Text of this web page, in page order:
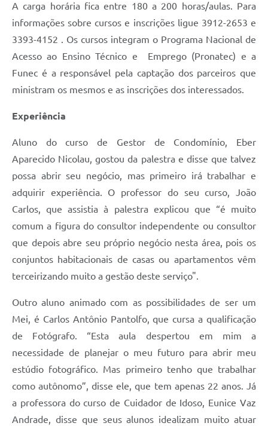
A carga horária fica entre 180 a 200 horas/aulas. Para
informações sobre cursos e inscrições ligue 3912-2653 e
3393-4152 . Os cursos integram o Programa Nacional de
Acesso ao Ensino Técnico e Emprego (Pronatec) e a
Funec é a responsável pela captação dos parceiros que
ministram os mesmos e as inscrições dos interessados.
Experiência
Aluno do curso de Gestor de Condomínio, Eber
Aparecido Nicolau, gostou da palestra e disse que talvez
possa abrir seu negócio, mas primeiro irá trabalhar e
adquirir experiência. O professor do seu curso, João
Carlos, que assistia à palestra explicou que “é muito
comum a figura do consultor independente ou consultor
que depois abre seu próprio negócio nesta área, pois os
conjuntos habitacionais de casas ou apartamentos vêm
terceirizando muito a gestão deste serviço".
Outro aluno animado com as possibilidades de ser um
Mei, é Carlos Antônio Pantolfo, que cursa a qualificação
de Fotógrafo. “Esta aula despertou em mim a
necessidade de planejar o meu futuro para abrir meu
estúdio fotográfico. Mas primeiro tenho que trabalhar
como autônomo”, disse ele, que tem apenas 22 anos. Já
a professora do curso de Cuidador de Idoso, Eunice Vaz
Andrade, disse que seus alunos idealizam muito atuar